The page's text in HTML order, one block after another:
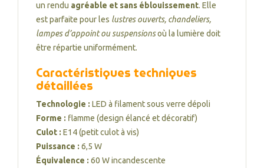
un rendu agréable et sans éblouissement. Elle
est parfaite pour les lustres ouverts, chandeliers,
lampes d’appoint ou suspensionsoù la lumière doit
être répartie uniformément.
Caractéristiques techniques
détaillées
Technologie : LED à filament sous verre dépoli
Forme : flamme (design élancé et décoratif)
Culot : E14 (petit culot à vis)
Puissance : 6,5 W
Équivalence : 60 W incandescente